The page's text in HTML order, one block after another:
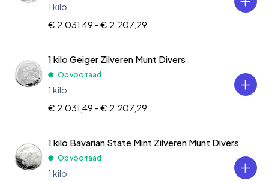
1 kilo
€ 2.031,49 -€ 2.207,29
1 kilo Geiger Zilveren Munt Divers
Op voorraad
1 kilo
€ 2.031,49 -€ 2.207,29
1 kilo Bavarian State Mint Zilveren Munt Divers
Op voorraad
1 kilo